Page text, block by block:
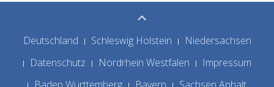
Deutschland Schleswig Holstein
Niedersachsen
Datenschutz
Nordrhein Westfalen
Impressum